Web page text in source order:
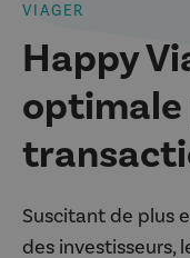
VIAGER
Happy
Suscitant de plus
des investisseurs,